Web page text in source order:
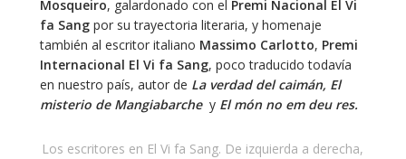
Mosqueiro, galardonado con el Premi Nacional El Vi
fa Sangpor su trayectoria literaria, y homenaje
también al escritor italiano Massimo Carlotto, Premi
Internacional El Vi fa Sang, poco traducido todavía
en nuestro país, autor de La verdad del caimán, El
misterio de Mangiabarche yEl món no em deu res.
Los escritores en El Vi fa Sang. De izquierda a derecha,